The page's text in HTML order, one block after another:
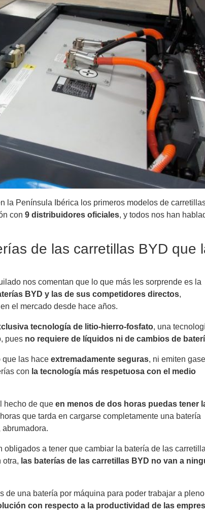
la Península Ibérica los primeros modelos de
con 9 distribuidores oficiales, y todos nos han
de las carretillas BYD que
nos comentan que lo que más les sorprende es la
BYD y las de sus competidores directos,
el mercado desde hace años.
tecnología de litio-hierro-fosfato, una
pues no requiere de líquidos ni de cambios de
que las hace extremadamente seguras, ni emiten
con la tecnología más respetuosa con el medio
hecho de que en menos de dos horas puedas tener
que tarda en cargarse completamente una batería
a tener que cambiar la batería de las
otra, las baterías de las carretillas BYD no van a
de una batería por máquina para poder trabajar a pleno
con respecto a la productividad de las